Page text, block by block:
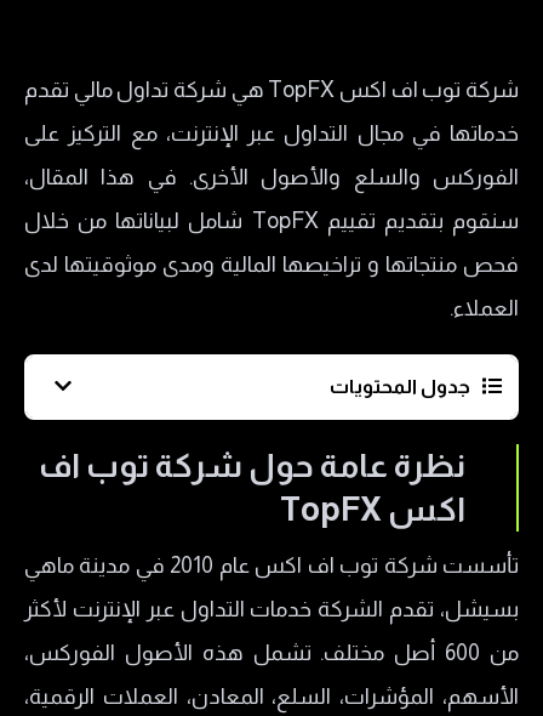
شركة توب اف اكس TopFX هي شركة تداول مالي تقدم
خدماتها في مجال التداول عبر الإنترنت، مع التركيز على
الفوركس والسلع والأصول الأخرى. في هذا المقال،
سنقوم بتقديم تقييم TopFX شامل لبياناتها من خلال
فحص منتجاتها و تراخيصها المالية ومدى موثوقيتها لدى
العملاء.
جدول المحتويات
نظرة عامة حول شركة توب اف اكس TopFX
التراخيص التنظيمية لشركة توب اف اكس
الأصول المالية المتوفرة لدى شركة توب اف اكس
TopFX
منصات التداول لدى شركة TopFX
أنواع حسابات شركة توب اف اكس TopFX
نظرة عامة حول شركة توب اف
اكس TopFX
تأسست شركة توب اف اكس عام 2010 في مدينة ماهي
بسيشل، تقدم الشركة خدمات التداول عبر الإنترنت لأكثر
من 600 أصل مختلف. تشمل هذه الأصول الفوركس،
الأسهم، المؤشرات، السلع، المعادن، العملات الرقمية،